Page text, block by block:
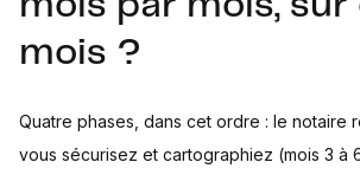
mois ?
Quatre phases, dans cet ordre : le notaire
vous sécurisez et cartographiez (mois 3 à